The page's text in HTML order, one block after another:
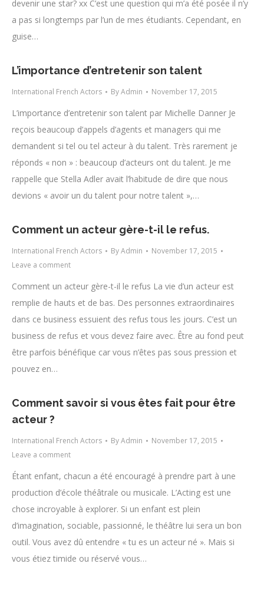
devenir une star? xx C’est une question qui m’a été posée il n’y
a pas si longtemps par l’un de mes étudiants. Cependant, en
guise…
L’importance d’entretenir son talent
International French Actors ByAdmin November 17, 2015
L’importance d’entretenir son talent par Michelle Danner Je
reçois beaucoup d’appels d’agents et managers qui me
demandent si tel ou tel acteur à du talent. Très rarement je
réponds « non » : beaucoup d’acteurs ont du talent. Je me
rappelle que Stella Adler avait l’habitude de dire que nous
devions « avoir un du talent pour notre talent »,…
Comment un acteur gère-t-il le refus.
International French Actors ByAdmin
November 17, 2015
Leave a comment
Comment un acteur gère-t-il le refus La vie d’un acteur est
remplie de hauts et de bas. Des personnes extraordinaires
dans ce business essuient des refus tous les jours. C’est un
business de refus et vous devez faire avec. Être au fond peut
être parfois bénéfique car vous n’êtes pas sous pression et
pouvez en…
Comment savoir si vous êtes fait pour être
acteur ?
International French Actors ByAdmin
November 17, 2015
Leave a comment
Étant enfant, chacun a été encouragé à prendre part à une
production d’école théâtrale ou musicale. L’Acting est une
chose incroyable à explorer. Si un enfant est plein
d’imagination, sociable, passionné, le théâtre lui sera un bon
outil. Vous avez dû entendre « tu es un acteur né ». Mais si
vous étiez timide ou réservé vous…